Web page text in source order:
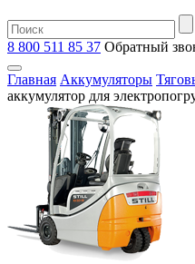
8 800 511 85 37 Oбратный
Главная Аккумуляторы
аккумулятор для